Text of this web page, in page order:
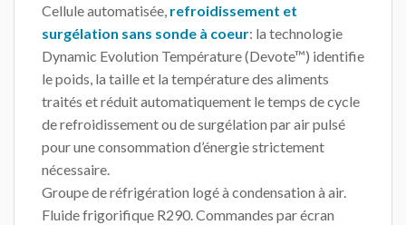
Cellule automatisée, refroidissement et
surgélation sans sonde à coeur: la technologie
Dynamic Evolution Température (Devote™) identifie
le poids, la taille et la température des aliments
traités et réduit automatiquement le temps de cycle
de refroidissement ou de surgélation par air pulsé
pour une consommation d’énergie strictement
nécessaire.
Groupe de réfrigération logé à condensation à air.
Fluide frigorifique R290. Commandes par écran